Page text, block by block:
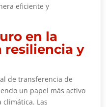
eficiente y
en la
resiliencia y
de transferencia de
un papel más activo
Las